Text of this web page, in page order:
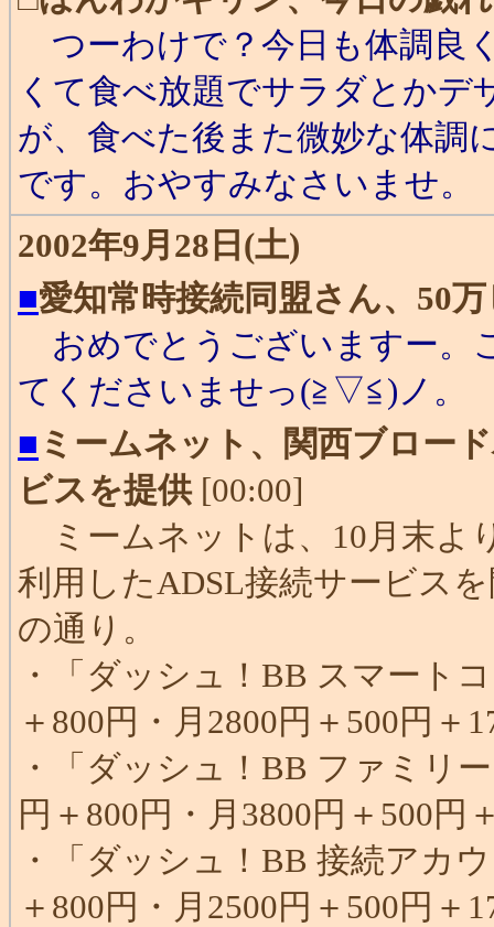
つーわけで？今日も体調良
くて食べ放題でサラダとか
が、食べた後また微妙な体調
です。おやすみなさいませ。
2002年9月28日(土)
■愛知常時接続同盟さん、50
おめでとうございますー。
てくださいませっ(≧▽≦)ノ。
■ ミームネット、関西ブロー
ビスを提供[00:00]
ミームネットは、10月末よ
利用したADSL接続サービス
の通り。
・「ダッシュ！BB スマート
＋800円・月2800円＋500円＋
・「ダッシュ！BB ファミリ
円＋800円・月3800円＋500円
・「ダッシュ！BB 接続アカ
＋800円・月2500円＋500円＋